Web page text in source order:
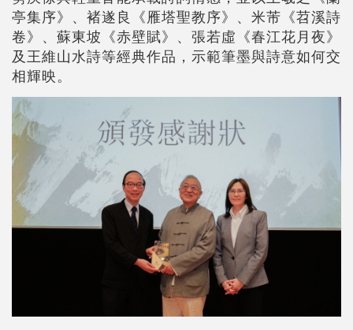
亭集序》、褚遂良《雁塔聖教序》、米芾《苕溪詩
卷》、蘇東坡《赤壁賦》、張若虛《春江花月夜》
及王維山水詩等經典作品，示範筆墨與詩意如何交
相輝映。